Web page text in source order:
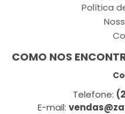
Política
COMO NOS
Telefone:
E-mail: